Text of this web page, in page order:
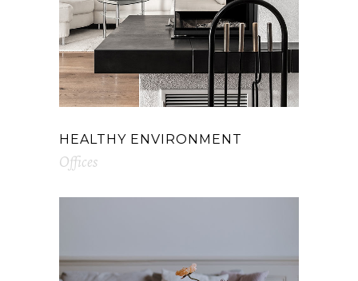
HEALTHY ENVIRONMENT
Offices